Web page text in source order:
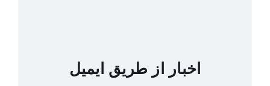
اخبار از طریق ایمیل